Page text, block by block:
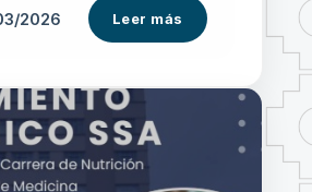
2026 Leer más